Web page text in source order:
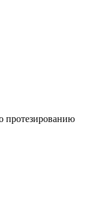
протезированию